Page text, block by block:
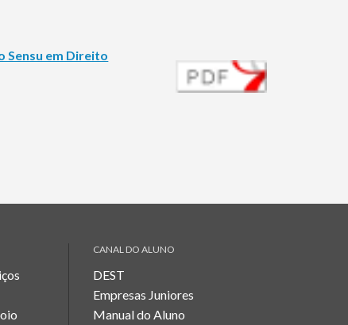
Sensu em Direito
CANAL DO ALUNO
DEST
Empresas Juniores
Manual do Aluno